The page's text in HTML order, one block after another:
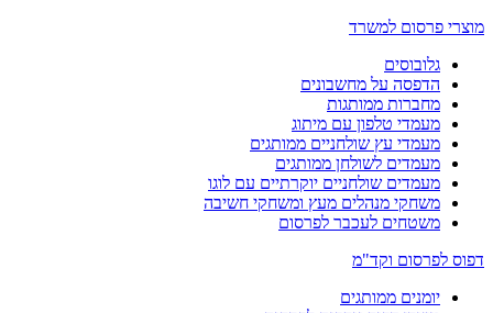
מוצרי פרסום למשרד
גלובוסים
הדפסה על מחשבונים
מחברות ממותגות
מעמדי טלפון עם מיתוג
מעמדי עץ שולחניים ממותגים
מעמדים לשולחן ממותגים
מעמדים שולחניים יוקרתיים עם לוגו
משחקי מנהלים מעץ ומשחקי חשיבה
משטחים לעכבר לפרסום
דפוס לפרסום וקד"מ
יומנים ממותגים